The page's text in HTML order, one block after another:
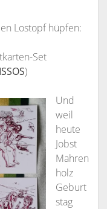
Lostopf hüpfen:
Set
)
Und
weil
heute
Jobst
Mahren
holz
Geburt
stag